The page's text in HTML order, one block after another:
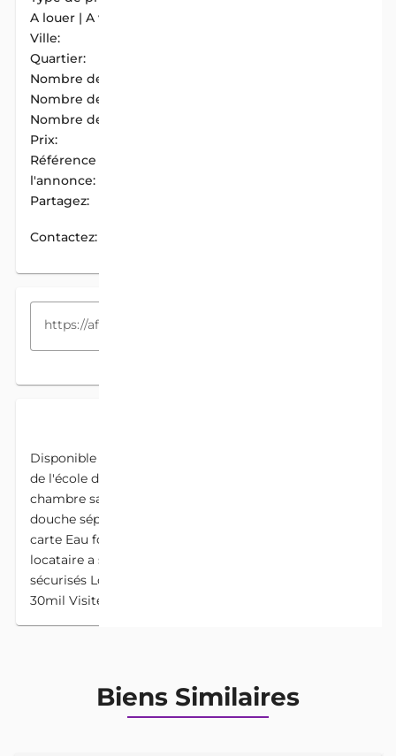
A louer | A vendre:
Ville:
Quartier:
Nombre de chambres:
Nombre de douches:
Nombre de cuisines:
Prix:
Référence de
l'annonce:
Partagez:
Contactez:
Disponible immédiatement à calavi Djadjo non loin
de l'école de base une récente construction d'une
chambre salon sanitaire à l'étage à COULOIR
douche séparée de la cuisine Compteur personnel à
carte Eau forage+fosse septique 2000f Chaque
locataire a sa clé du portail Accès véhicule et motos
sécurisés Loyer 35mil Conditions 3+1pp+1 Caution
30mil Visite 3000f Direct au direct
Biens Similaires